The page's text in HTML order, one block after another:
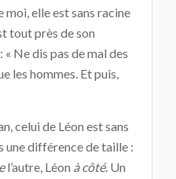
moi, elle est sans racine
tout près de son
Ne dis pas de mal des
les hommes. Et puis,
celui de Léon est sans
une différence de taille :
l’autre, Léon à côté. Un